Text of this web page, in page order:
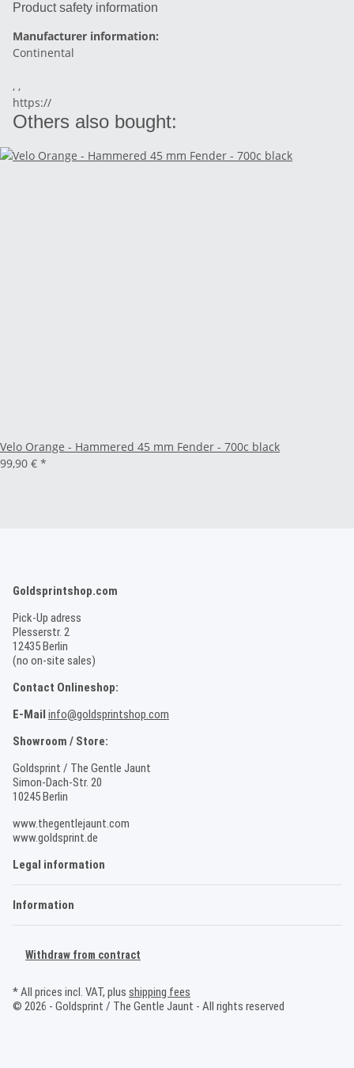
Product safety information
Manufacturer information:
Continental
, ,
https://
Others also bought:
Velo Orange - Hammered 45 mm Fender - 700c black
99,90 € *
Goldsprintshop.com
Pick-Up adress
Plesserstr. 2
12435 Berlin
(no on-site sales)
Contact Onlineshop:
E-Mail info@goldsprintshop.com
Showroom / Store:
Goldsprint / The Gentle Jaunt
Simon-Dach-Str. 20
10245 Berlin
www.thegentlejaunt.com
www.goldsprint.de
Legal information
Information
Withdraw from contract
* All prices incl. VAT, plus shipping fees
© 2026 - Goldsprint / The Gentle Jaunt - All rights reserved